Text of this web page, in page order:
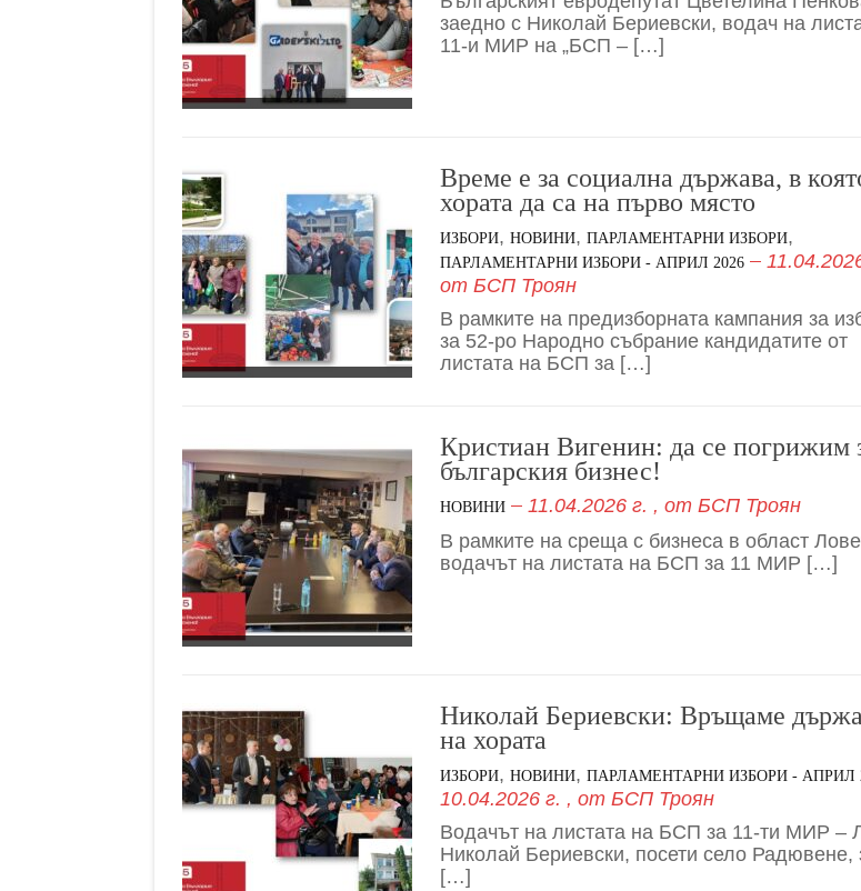
В Градежница: среща с три
Кристиан Вигенин:
заедно с Николай Бериевски, водач на
11-и МИР на „БСП – […]
Време е за социална държава, в
хората да са на първо място
ИЗБОРИ, НОВИНИ, ПАРЛАМЕНТАРНИ ИЗБОРИ,
ПАРЛАМЕНТАРНИ ИЗБОРИ - АПРИЛ 2026
от БСП Троян
В рамките на предизборната кампания за
за 52-ро Народно събрание кандидатите от
листата на БСП за […]
Кристиан Вигенин: да се погрижим
българския бизнес!
НОВИНИ 11.04.2026 г. , от БСП Троян
В рамките на среща с бизнеса в област
водачът на листата на БСП за 11 МИР […]
Николай Бериевски: Връщаме
на хората
ИЗБОРИ, НОВИНИ, ПАРЛАМЕНТАРНИ ИЗБОРИ - АПРИЛ
10.04.2026 г. , от БСП Троян
Водачът на листата на БСП за 11-ти МИР –
Николай Бериевски, посети село Радювене,
[…]